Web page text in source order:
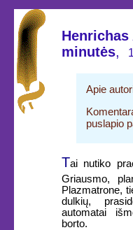
minutės,
Apie
puslapio
Tai nutiko
Griausmo,
Plazmatrone,
dulkių,
automatai
borto.